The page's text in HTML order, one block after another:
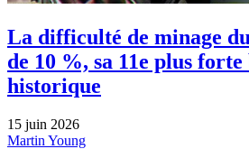
La difficulté de minage
de 10 %, sa 11e plus forte
historique
15 juin 2026
Martin Young